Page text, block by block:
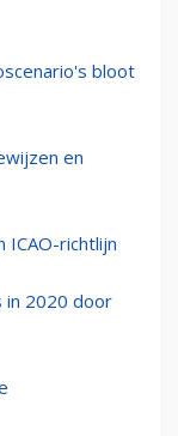
bloot
en
ICAO-richtlijn
in 2020 door